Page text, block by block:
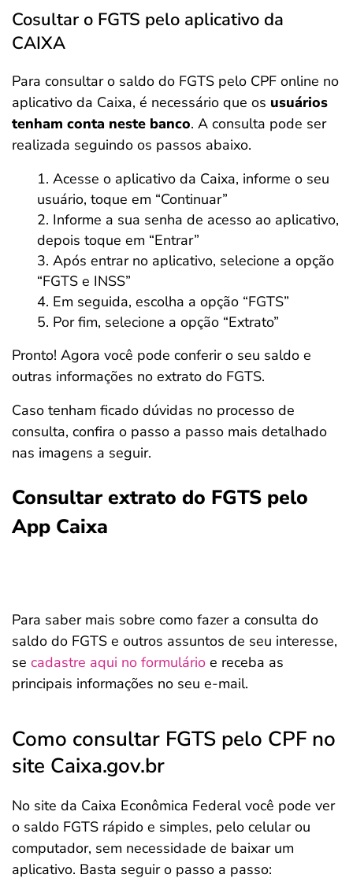
Cosultar o FGTS pelo aplicativo da
CAIXA
Para consultar o saldo do FGTS pelo CPF online no
aplicativo da Caixa, é necessário que os usuários
tenham conta neste banco. A consulta pode ser
realizada seguindo os passos abaixo.
Acesse o aplicativo da Caixa, informe o seu
usuário, toque em “Continuar”
Informe a sua senha de acesso ao aplicativo,
depois toque em “Entrar”
Após entrar no aplicativo, selecione a opção
“FGTS e INSS”
Em seguida, escolha a opção “FGTS”
Por fim, selecione a opção “Extrato”
Pronto! Agora você pode conferir o seu saldo e
outras informações no extrato do FGTS.
Caso tenham ficado dúvidas no processo de
consulta, confira o passo a passo mais detalhado
nas imagens a seguir.
Consultar extrato do FGTS pelo
App Caixa
Para saber mais sobre como fazer a consulta do
saldo do FGTS e outros assuntos de seu interesse,
se cadastre aqui no formulário e receba as
principais informações no seu e-mail.
Como consultar FGTS pelo CPF no
site Caixa.gov.br
No site da Caixa Econômica Federal você pode ver
o saldo FGTS rápido e simples, pelo celular ou
computador, sem necessidade de baixar um
aplicativo. Basta seguir o passo a passo: